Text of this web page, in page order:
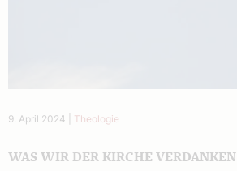
9. April 2024 Theologie
WAS WIR DER KIRCHE VERDANKEN